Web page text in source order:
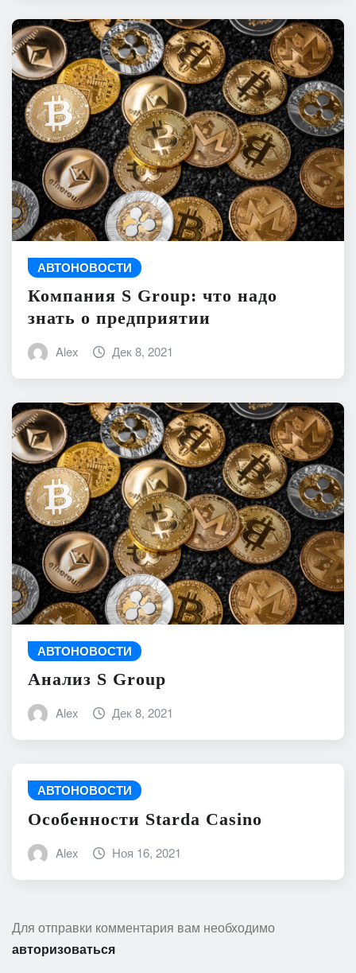
АВТОНОВОСТИ
Компания S Group: что надо
знать о предприятии
Alex Дек 8, 2021
АВТОНОВОСТИ
Анализ S Group
Alex Дек 8, 2021
АВТОНОВОСТИ
Особенности Starda Сasino
Alex Ноя 16, 2021
Для отправки комментария вам необходимо
авторизоваться